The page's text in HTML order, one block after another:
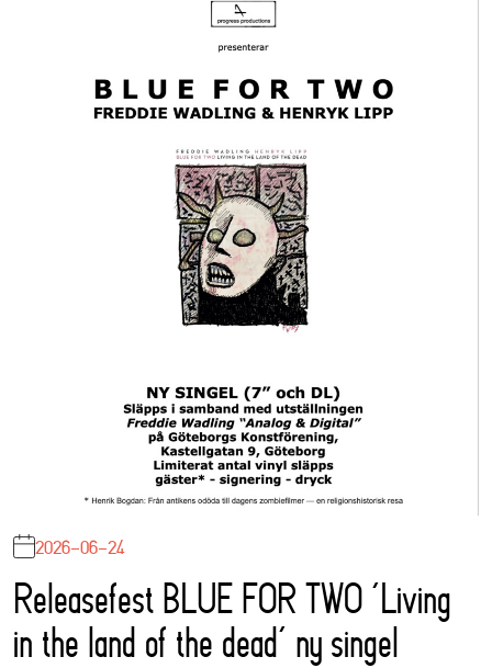
2026-06-24
Releasefest BLUE FOR TWO ‘Living
in the land of the dead’ ny singel